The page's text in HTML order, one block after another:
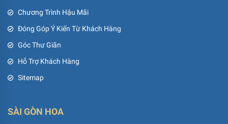
Chương Trình Hậu Mãi
Đóng Góp Ý Kiến Từ Khách Hàng
Góc Thư Giãn
Hỗ Trợ Khách Hàng
Sitemap
SÀI GÒN HOA